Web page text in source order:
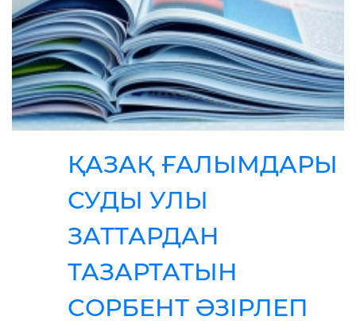
ҚАЗАҚ ҒАЛЫМДАРЫ
СУДЫ УЛЫ
ЗАТТАРДАН
ТАЗАРТАТЫН
СОРБЕНТ ӘЗІРЛЕП